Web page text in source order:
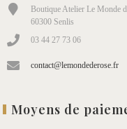
Boutique Atelier Le Monde
60300 Senlis
03 44 27 73 06
contact@lemondederose.fr
Moyens de